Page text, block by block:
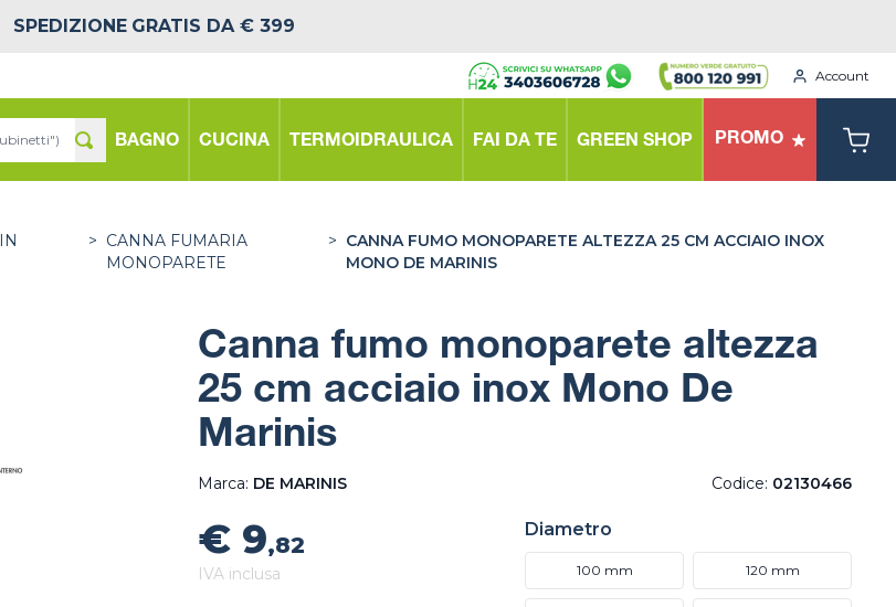
SPEDIZIONE GRATIS DA € 399
Account
BAGNO CUCINA TERMOIDRAULICA FAI DA TE GREEN SHOP PROMO
> CANNA FUMARIA
MONOPARETE
> CANNA FUMO MONOPARETE ALTEZZA 25 CM ACCIAIO INOX
MONO DE MARINIS
Canna fumo monoparete altezza
25 cm acciaio inox Mono De
Marinis
Marca: DE MARINIS Codice: 02130466
€ 9,82
IVA inclusa
Diametro
100 mm 120 mm